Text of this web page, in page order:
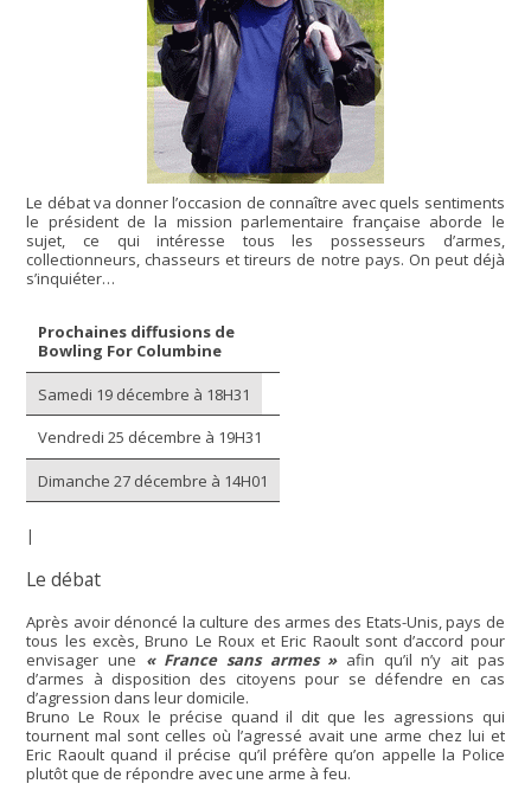
Le débat va donner l’occasion de connaître avec quels sentiments
le président de la mission parlementaire française aborde le
sujet, ce qui intéresse tous les possesseurs d’armes,
collectionneurs, chasseurs et tireurs de notre pays. On peut déjà
s’inquiéter…
Prochaines diffusions de
Bowling For Columbine
Samedi 19 décembre à 18H31
Vendredi 25 décembre à 19H31
Dimanche 27 décembre à 14H01
|
Le débat
Après avoir dénoncé la culture des armes des Etats-Unis, pays de
tous les excès, Bruno Le Roux et Eric Raoult sont d’accord pour
envisager une « France sans armes » afin qu’il n’y ait pas
d’armes à disposition des citoyens pour se défendre en cas
d’agression dans leur domicile.
Bruno Le Roux le précise quand il dit que les agressions qui
tournent mal sont celles où l’agressé avait une arme chez lui et
Eric Raoult quand il précise qu’il préfère qu’on appelle la Police
plutôt que de répondre avec une arme à feu.